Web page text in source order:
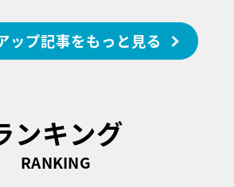
ップ記事をもっと見る
ンキング
RANKING